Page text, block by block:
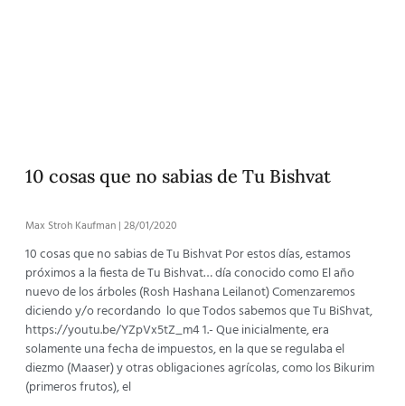
10 cosas que no sabias de Tu Bishvat
Max Stroh Kaufman 28/01/2020
10 cosas que no sabias de Tu Bishvat Por estos días, estamos
próximos a la fiesta de Tu Bishvat… día conocido como El año
nuevo de los árboles (Rosh Hashana Leilanot) Comenzaremos
diciendo y/o recordando lo que Todos sabemos que Tu BiShvat,
https://youtu.be/YZpVx5tZ_m4 1.- Que inicialmente, era
solamente una fecha de impuestos, en la que se regulaba el
diezmo (Maaser) y otras obligaciones agrícolas, como los Bikurim
(primeros frutos), el